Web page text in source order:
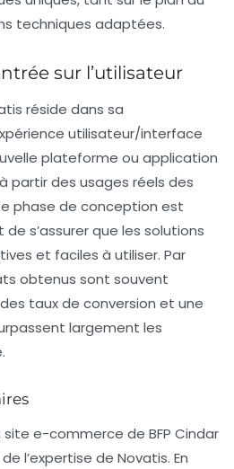
techniques adaptées.
sur l’utilisateur
réside dans sa
utilisateur/interface
plateforme ou application
partir des usages réels des
phase de conception est
s’assurer que les solutions
et faciles à utiliser. Par
obtenus sont souvent
taux de conversion et une
largement les
e-commerce de BFP Cindar
l’expertise de Novatis. En